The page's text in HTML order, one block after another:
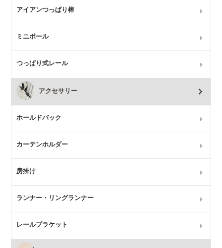
アイアンつっぱり棒
ミニポール
つっぱり式レール
アクセサリー
ホールドバック
カーテンホルダー
房掛け
ランナー・リングランナー
レールブラケット